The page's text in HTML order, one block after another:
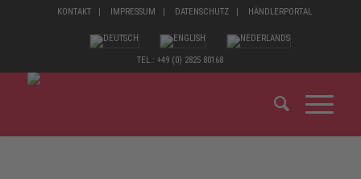
KONTAKT IMPRESSUM DATENSCHUTZ HÄNDLERPORTAL
TEL.: +49 (0) 2825 80168